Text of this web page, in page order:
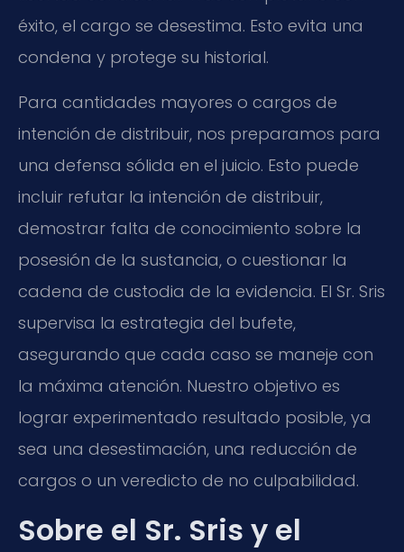
éxito, el cargo se desestima. Esto evita una
condena y protege su historial.
Para cantidades mayores o cargos de
intención de distribuir, nos preparamos para
una defensa sólida en el juicio. Esto puede
incluir refutar la intención de distribuir,
demostrar falta de conocimiento sobre la
posesión de la sustancia, o cuestionar la
cadena de custodia de la evidencia. El Sr. Sris
supervisa la estrategia del bufete,
asegurando que cada caso se maneje con
la máxima atención. Nuestro objetivo es
lograr experimentado resultado posible, ya
sea una desestimación, una reducción de
cargos o un veredicto de no culpabilidad.
Sobre el Sr. Sris y el